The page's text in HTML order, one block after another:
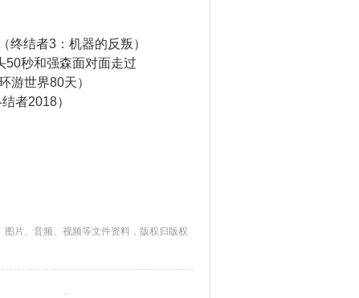
结者3：机器的反叛）
秒和强森面对面走过
世界80天）
者2018）
片、音频、视频等文件资料，版权归版权